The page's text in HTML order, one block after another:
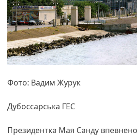
Фото: Вадим Журук
Дубоссарська ГЕС
Президентка Мая Санду